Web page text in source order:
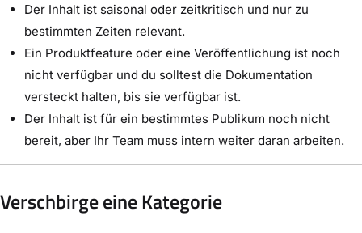
Der Inhalt ist saisonal oder zeitkritisch und nur zu
bestimmten Zeiten relevant.
Ein Produktfeature oder eine Veröffentlichung ist noch
nicht verfügbar und du solltest die Dokumentation
versteckt halten, bis sie verfügbar ist.
Der Inhalt ist für ein bestimmtes Publikum noch nicht
bereit, aber Ihr Team muss intern weiter daran arbeiten.
Verschbirge eine Kategorie